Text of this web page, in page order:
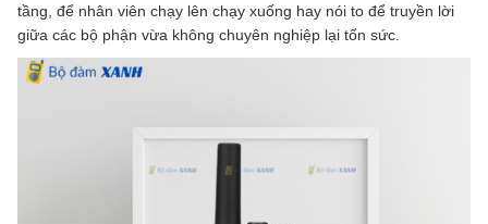
tầng, để nhân viên chạy lên chạy xuống hay nói to để truyền lời
giữa các bộ phận vừa không chuyên nghiệp lại tốn sức.